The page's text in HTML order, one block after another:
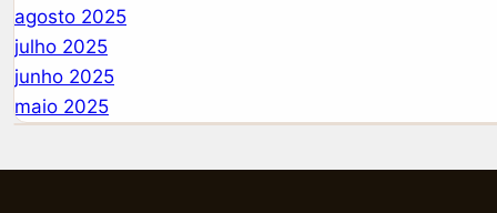
agosto 2025
julho 2025
junho 2025
maio 2025